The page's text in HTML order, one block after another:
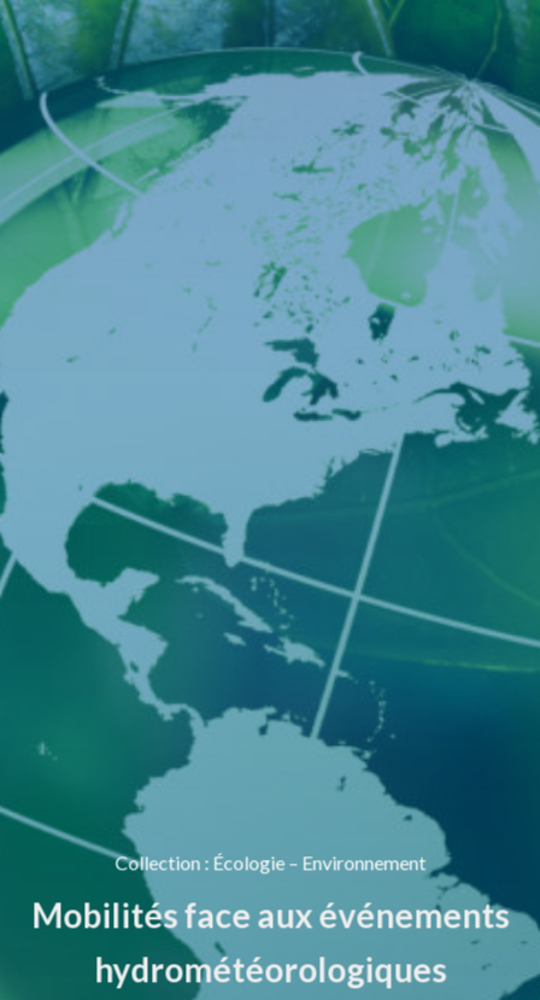
Collection : Écologie – Environnement
Mobilités face aux événements
hydrométéorologiques